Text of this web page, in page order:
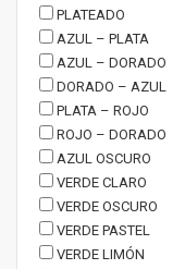
PLATEADO
AZUL – PLATA
AZUL – DORADO
DORADO – AZUL
PLATA – ROJO
ROJO – DORADO
AZUL OSCURO
VERDE CLARO
VERDE OSCURO
VERDE PASTEL
VERDE LIMÓN